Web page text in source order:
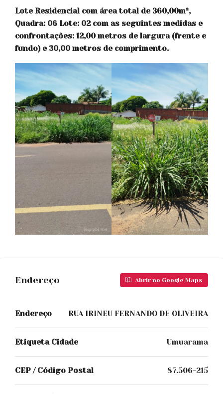
Lote Residencial com área total de 360,00m²,
Quadra: 06 Lote: 02 com as seguintes medidas e
confrontações: 12,00 metros de largura (frente e
fundo) e 30,00 metros de comprimento.
Endereço Abrir no Google Maps
Endereço RUA IRINEU FERNANDO DE OLIVEIRA
Etiqueta Cidade Umuarama
CEP / Código Postal 87.506-215